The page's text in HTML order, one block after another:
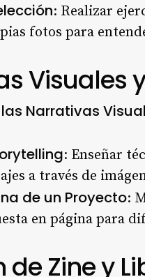
: Realizar
fotos para
Visuales
Narrativas
: Enseñar
a través de
de un Proyecto:
en página para
de Zine y